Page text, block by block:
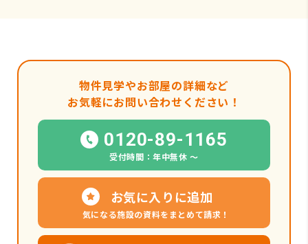
物件見学やお部屋の詳細など
お気軽にお問い合わせください！
0120-89-1165
受付時間：年中無休 〜
お気に入りに追加
気になる施設の資料をまとめて請求！